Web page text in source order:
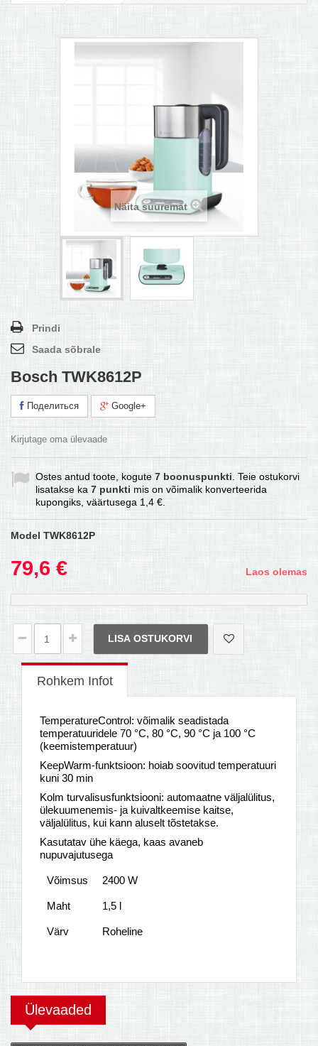
Näita suuremat
Prindi
Saada sõbrale
Bosch TWK8612P
Поделиться Google+
Kirjutage oma ülevaade
Ostes antud toote, kogute 7 boonuspunkti . Teie ostukorvi
lisatakse ka 7 punkti mis on võimalik konverteerida
kupongiks, väärtusega 1,4 €
Model TWK8612P
79,6 € Laos olemas
LISA OSTUKORVI
Rohkem Infot
TemperatureControl: võimalik seadistada
temperatuuridele 70 °C, 80 °C, 90 °C ja 100 °C
(keemistemperatuur)
KeepWarm-funktsioon: hoiab soovitud temperatuuri
kuni 30 min
Kolm turvalisusfunktsiooni: automaatne väljalülitus,
ülekuumenemis- ja kuivaltkeemise kaitse,
väljalülitus, kui kann aluselt tõstetakse.
Kasutatav ühe käega, kaas avaneb
nupuvajutusega
Võimsus 2400 W
Maht 1,5 l
Värv Roheline
Ülevaaded